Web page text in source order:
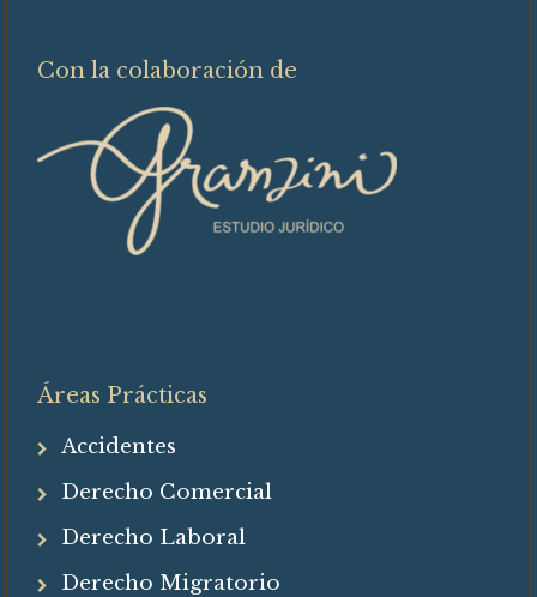
Con la colaboración de
Áreas Prácticas
Accidentes
Derecho Comercial
Derecho Laboral
Derecho Migratorio